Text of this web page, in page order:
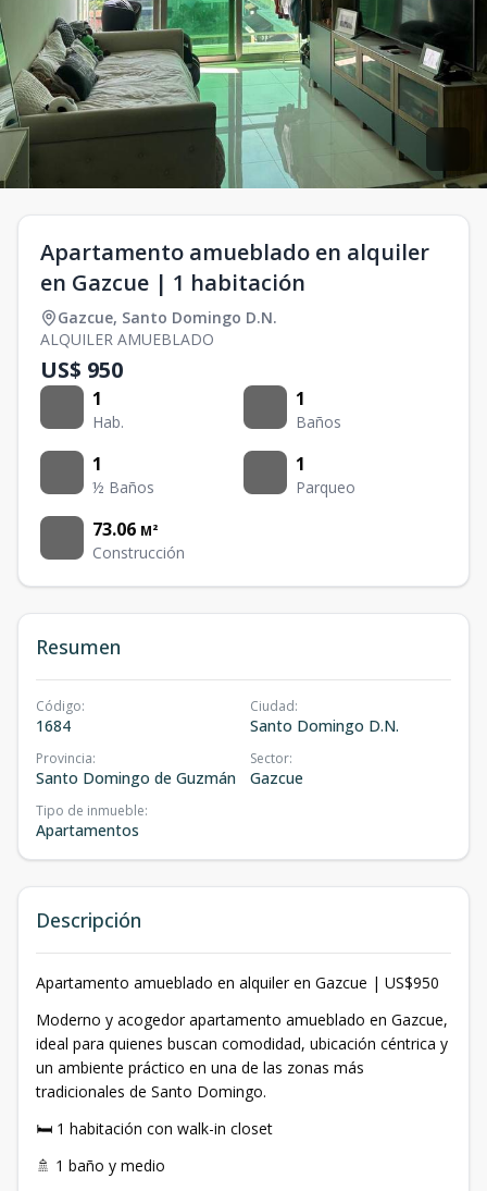
Apartamento amueblado en alquiler
en Gazcue | 1 habitación
Gazcue, Santo Domingo D.N.
ALQUILER AMUEBLADO
US$ 950
1
Hab.
1
Baños
1
½ Baños
1
Parqueo
73.06 M²
Construcción
Resumen
Código:
1684
Ciudad:
Santo Domingo D.N.
Provincia:
Santo Domingo de Guzmán
Sector:
Gazcue
Tipo de inmueble:
Apartamentos
Descripción
Apartamento amueblado en alquiler en Gazcue | US$950
Moderno y acogedor apartamento amueblado en Gazcue,
ideal para quienes buscan comodidad, ubicación céntrica y
un ambiente práctico en una de las zonas más
tradicionales de Santo Domingo.
🛏️ 1 habitación con walk-in closet
🚿 1 baño y medio